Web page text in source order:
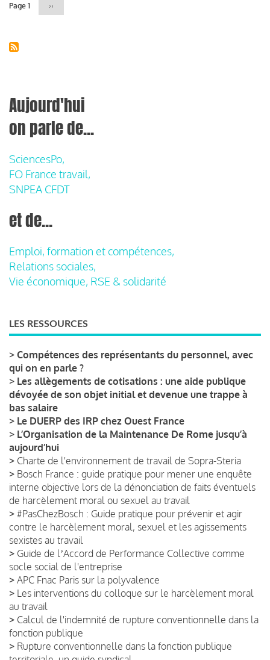
Page 1
Page
››
Aujourd'hui
on parle de...
SciencesPo,
FO France travail,
SNPEA CFDT
et de...
Emploi, formation et compétences,
Relations sociales,
Vie économique, RSE & solidarité
LES RESSOURCES
> Compétences des représentants du personnel, avec
qui on en parle ?
> Les allègements de cotisations : une aide publique
dévoyée de son objet initial et devenue une trappe à
bas salaire
> Le DUERP des IRP chez Ouest France
> L’Organisation de la Maintenance De Rome jusqu’à
aujourd’hui
> Charte de l'environnement de travail de Sopra-Steria
> Bosch France : guide pratique pour mener une enquête
interne objective lors de la dénonciation de faits éventuels
de harcèlement moral ou sexuel au travail
> #PasChezBosch : Guide pratique pour prévenir et agir
contre le harcèlement moral, sexuel et les agissements
sexistes au travail
> Guide de lʼAccord de Performance Collective comme
socle social de l'entreprise
> APC Fnac Paris sur la polyvalence
> Les interventions du colloque sur le harcèlement moral
au travail
> Calcul de l'indemnité de rupture conventionnelle dans la
fonction publique
> Rupture conventionnelle dans la fonction publique